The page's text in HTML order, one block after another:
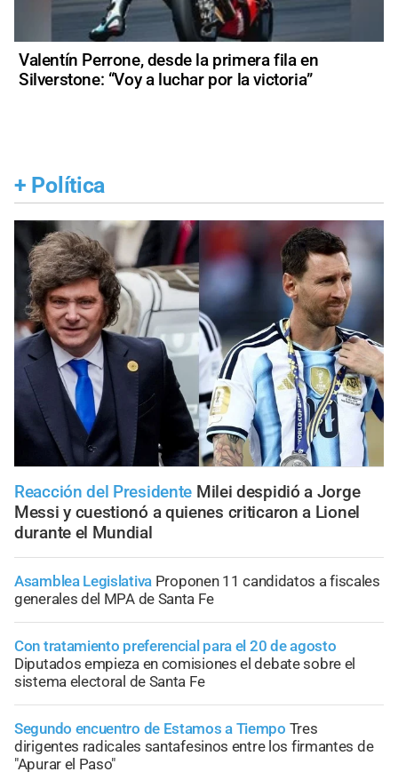
Valentín Perrone, desde la primera fila en
Silverstone: “Voy a luchar por la victoria”
+ Política
Reacción del Presidente Milei despidió a Jorge
Messi y cuestionó a quienes criticaron a Lionel
durante el Mundial
Asamblea Legislativa Proponen 11 candidatos a fiscales
generales del MPA de Santa Fe
Con tratamiento preferencial para el 20 de agosto
Diputados empieza en comisiones el debate sobre el
sistema electoral de Santa Fe
Segundo encuentro de Estamos a Tiempo Tres
dirigentes radicales santafesinos entre los firmantes de
"Apurar el Paso"